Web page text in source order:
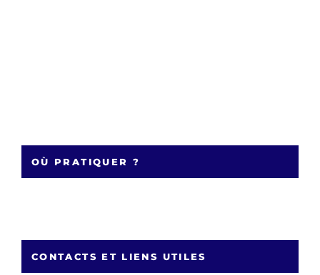
OÙ PRATIQUER ?
CONTACTS ET LIENS UTILES